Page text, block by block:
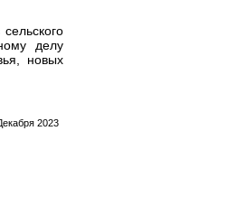
делу
новых
2023